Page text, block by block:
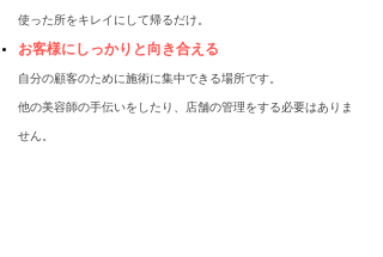
使った所をキレイにして帰るだけ。
お客様にしっかりと向き合える
自分の顧客のために施術に集中できる場所です。
​他の美容師の手伝いをしたり、店舗の管理をする必要はありま
せん。